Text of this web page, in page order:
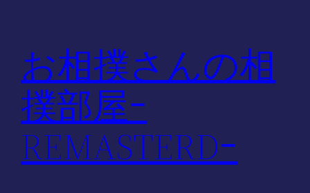
お相撲さんの相
撲部屋ｰ
REMASTERDｰ